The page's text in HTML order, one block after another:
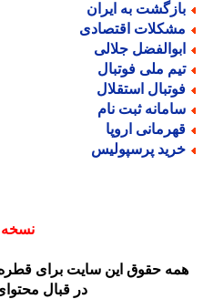
به ایران
اقتصادی
جلالی
ملی فوتبال
استقلال
ثبت نام
اروپا
پرسپولیس
نسخه
حقوق این سایت برای قطره
در قبال محتوای